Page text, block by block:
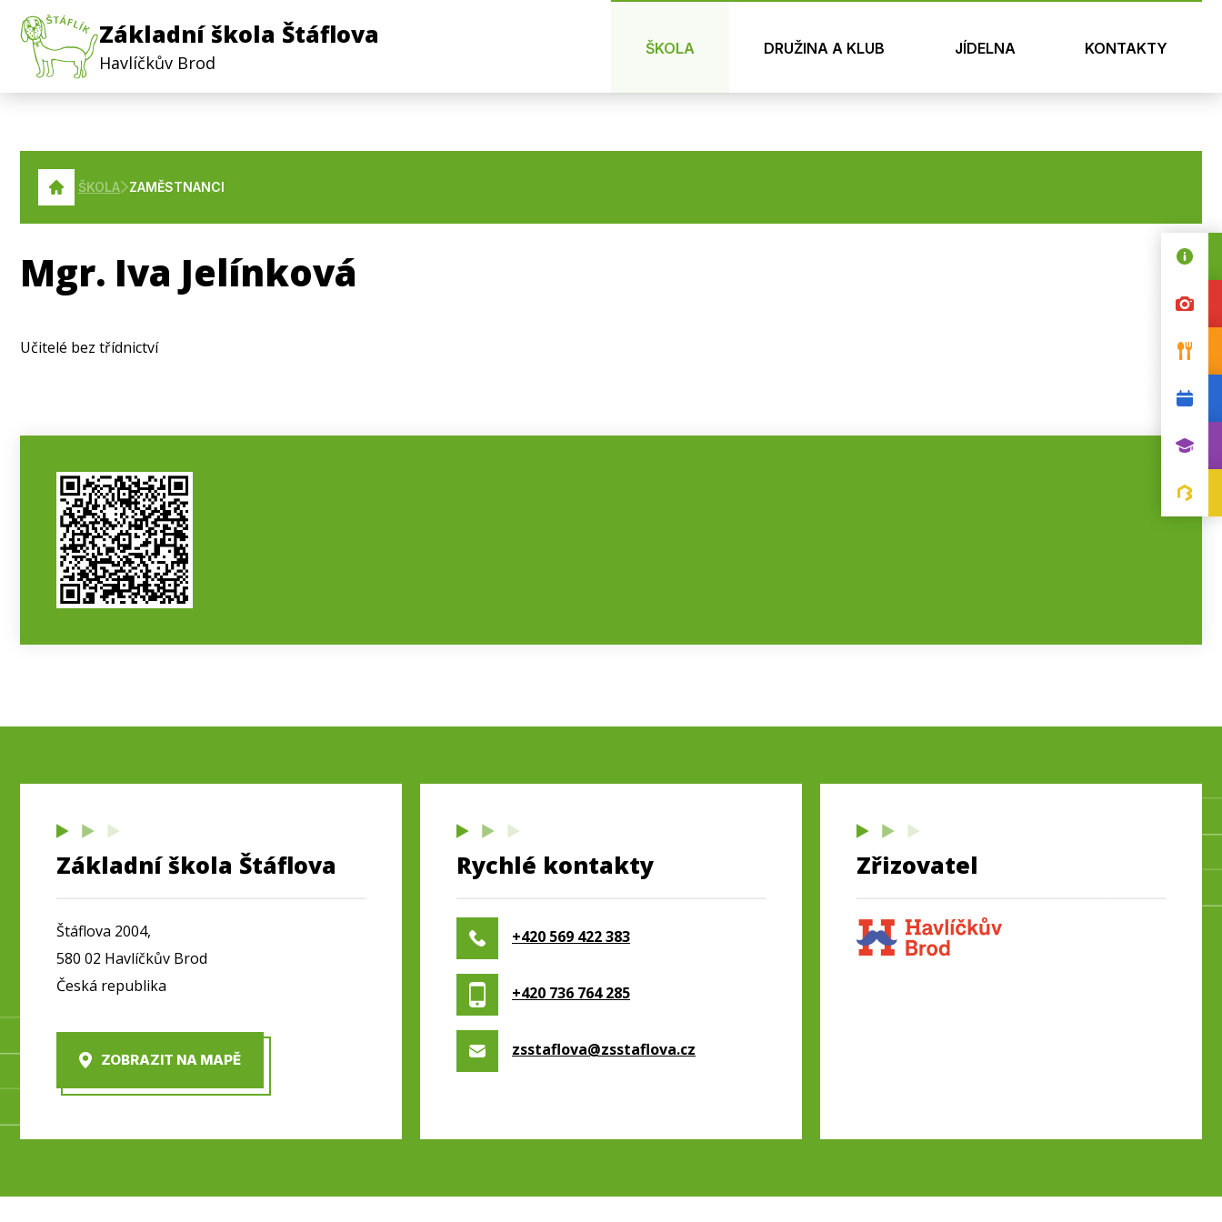
Základní škola Štáflova
Havlíčkův Brod
ŠKOLA DRUŽINA A KLUB JÍDELNA KONTAKTY
ŠKOLA ZAMĚSTNANCI
Mgr. Iva Jelínková
Učitelé bez třídnictví
Základní škola Štáflova
Štáflova 2004,
580 02 Havlíčkův Brod
Česká republika
ZOBRAZIT NA MAPĚ
Rychlé kontakty
+420 569 422 383
+420 736 764 285
zsstaflova@zsstaflova.cz
Zřizovatel